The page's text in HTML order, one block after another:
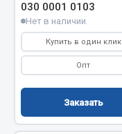
Система питания
Окно ветровое
030 0001 0103
Нет в наличии
Купить в один клик
Опт
Заказать